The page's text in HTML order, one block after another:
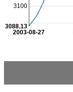
2003-08-27
3100
3088.13